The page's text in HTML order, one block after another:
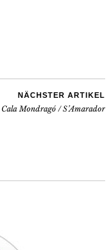
NÄCHSTER ARTIKEL
Cala Mondragó / S’Amarador